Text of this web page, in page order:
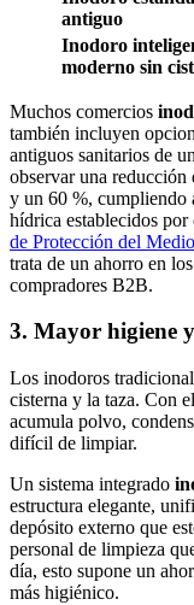
antiguo
Inodoro
moderno sin
Muchos comercios
también incluyen
antiguos sanitarios de
observar una reducción
y un 60 %, cumpliendo
hídrica establecidos
de Protección del
trata de un ahorro en
compradores B2B.
3. Mayor higiene
Los inodoros
cisterna y la taza. Con
acumula polvo,
difícil de limpiar.
Un sistema integrado
estructura elegante,
depósito externo que
personal de limpieza
día, esto supone un
más higiénico.